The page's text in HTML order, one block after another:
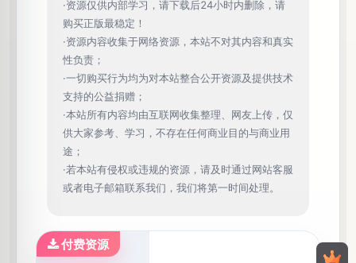
器
🚝
限
制
效
果
器
🚢
饱
和
果
器
·资源仅供内部学习，请下载后24小时内删除，请
购买正版最稳定！
·资源内容收集于网络资源，本站不对其内容和真实
性负责；
·一切购买行为均为对本站整合公开资源及提供技术
支持的公益捐赠；
·本站所有内容均由互联网收集整理、网友上传，仅
供大家参考、学习，不存在任何商业目的与商业用
途；
·若本站有侵权或违规的资源，请及时通过网站客服
或者电子邮箱联系我们，我们将第一时间处理。
付费资源